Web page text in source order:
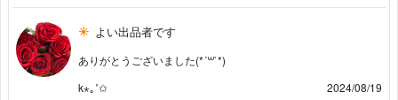
よい出品者です
ありがとうございました(*´꒳`*)
k⋆｡˚✩
2024/08/19